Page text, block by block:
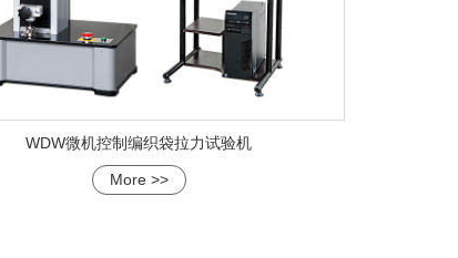
WDW微机控制编织袋拉力试验机
More >>